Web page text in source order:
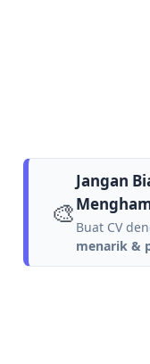
🎨
Jangan
Buat CV
menarik &